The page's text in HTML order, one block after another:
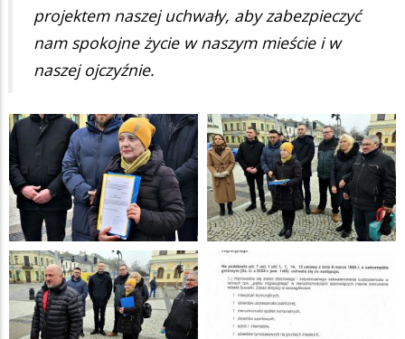
projektem naszej uchwały, aby zabezpieczyć
nam spokojne życie w naszym mieście i w
naszej ojczyźnie.